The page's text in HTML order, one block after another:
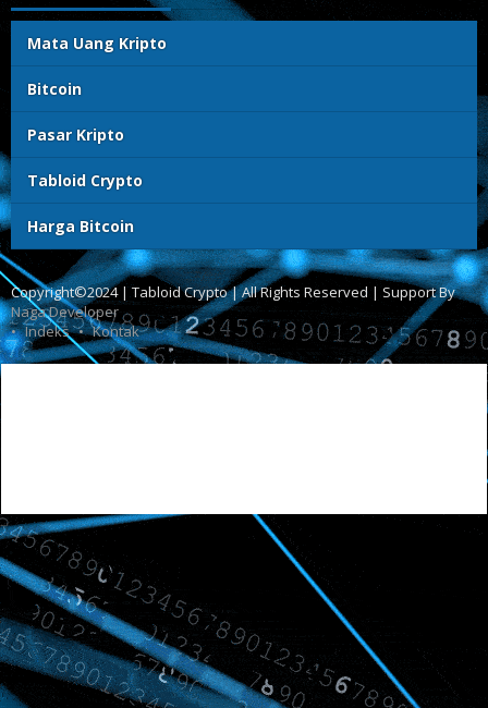
Mata Uang Kripto
Bitcoin
Pasar Kripto
Tabloid Crypto
Harga Bitcoin
Copyright©2024 | Tabloid Crypto | All Rights Reserved | Support By
Naga Developer
Indeks
Kontak